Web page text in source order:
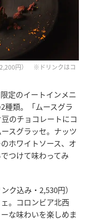
2,200円） ※ドリンクはコ
定のイートインメニ
種類。「ムースグラ
のチョコレートにコ
スグラッセ。ナッツ
ホワイトソース、オ
つけて味わってみ
ク込み・2,530円）
。コロンビア北西
な味わいを楽しめま